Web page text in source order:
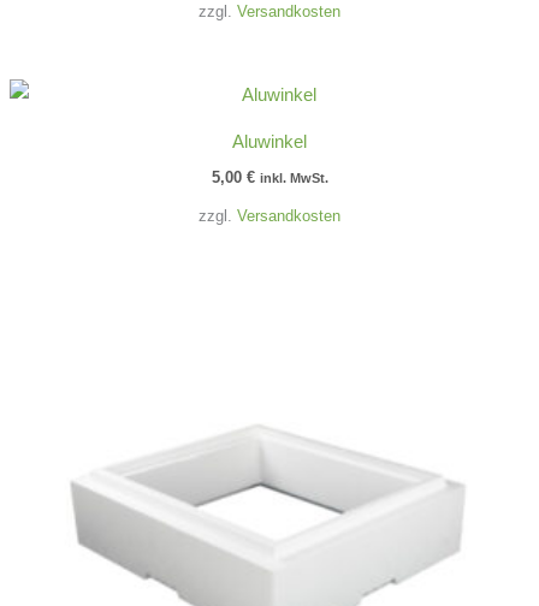
zzgl. Versandkosten
zzgl. Versandkosten
Aluwinkel
5,00 € inkl. MwSt.